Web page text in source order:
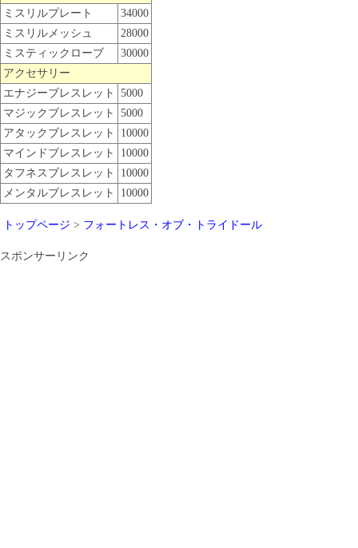
ミスリルプレート
34000
ミスリルメッシュ
28000
ミスティックローブ
30000
アクセサリー
エナジーブレスレット
5000
マジックブレスレット
5000
アタックブレスレット
10000
マインドブレスレット
10000
タフネスブレスレット
10000
メンタルブレスレット
10000
トップページ > フォートレス・オブ・トライドール
スポンサーリンク